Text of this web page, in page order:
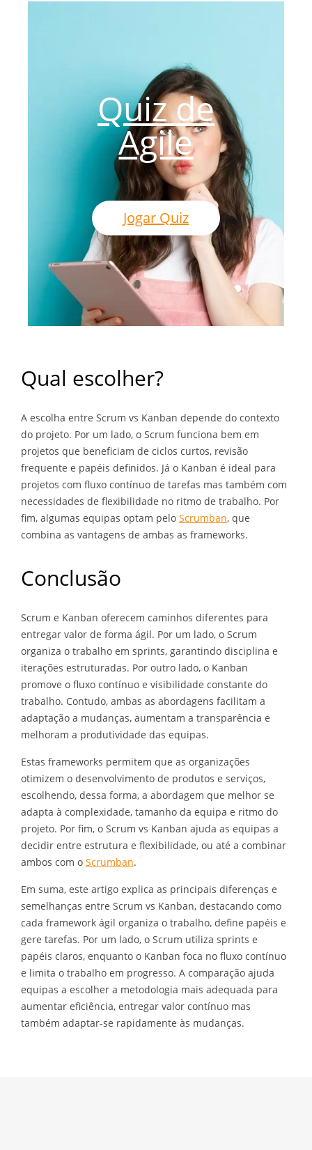
Quiz de
Agile
Jogar Quiz
Qual escolher?
A escolha entre Scrum vs Kanban depende do contexto
do projeto. Por um lado, o Scrum funciona bem em
projetos que beneficiam de ciclos curtos, revisão
frequente e papéis definidos. Já o Kanban é ideal para
projetos com fluxo contínuo de tarefas mas também com
necessidades de flexibilidade no ritmo de trabalho. Por
fim, algumas equipas optam pelo Scrumban, que
combina as vantagens de ambas as frameworks.
Conclusão
Scrum e Kanban oferecem caminhos diferentes para
entregar valor de forma ágil. Por um lado, o Scrum
organiza o trabalho em sprints, garantindo disciplina e
iterações estruturadas. Por outro lado, o Kanban
promove o fluxo contínuo e visibilidade constante do
trabalho. Contudo, ambas as abordagens facilitam a
adaptação a mudanças, aumentam a transparência e
melhoram a produtividade das equipas.
Estas frameworks permitem que as organizações
otimizem o desenvolvimento de produtos e serviços,
escolhendo, dessa forma, a abordagem que melhor se
adapta à complexidade, tamanho da equipa e ritmo do
projeto. Por fim, o Scrum vs Kanban ajuda as equipas a
decidir entre estrutura e flexibilidade, ou até a combinar
ambos com o Scrumban.
Em suma, este artigo explica as principais diferenças e
semelhanças entre Scrum vs Kanban, destacando como
cada framework ágil organiza o trabalho, define papéis e
gere tarefas. Por um lado, o Scrum utiliza sprints e
papéis claros, enquanto o Kanban foca no fluxo contínuo
e limita o trabalho em progresso. A comparação ajuda
equipas a escolher a metodologia mais adequada para
aumentar eficiência, entregar valor contínuo mas
também adaptar-se rapidamente às mudanças.